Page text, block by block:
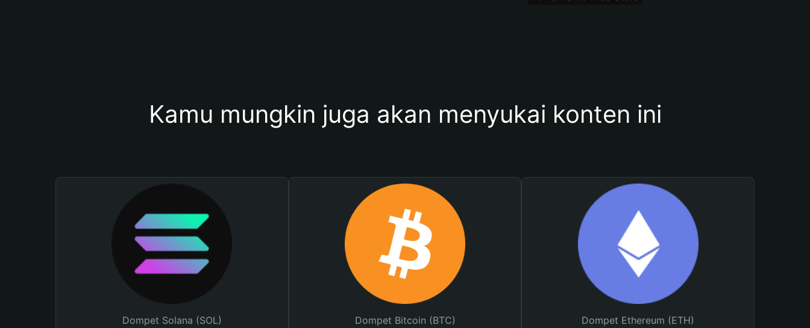
Kamu mungkin juga akan menyukai konten ini
Dompet Solana (SOL) Dompet Bitcoin (BTC) Dompet Ethereum (ETH)